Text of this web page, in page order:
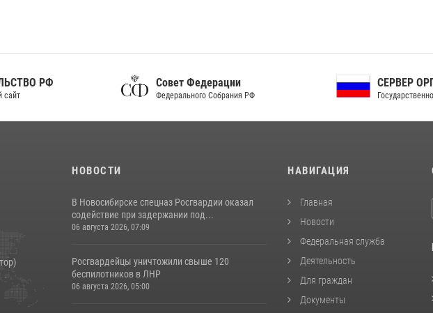
Совет Федерации
Федерального Собрания РФ
СЕРВЕР ОРГАНОВ
Государственной власти РФ
НОВОСТИ
В Новосибирске спецназ Росгвардии оказал
содействие при задержании под...
06 августа 2026, 07:09
Росгвардейцы уничтожили свыше 120
беспилотников в ЛНР
06 августа 2026, 05:00
НАВИГАЦИЯ
Главная
Новости
Федеральная служба
Деятельность
Для граждан
Документы